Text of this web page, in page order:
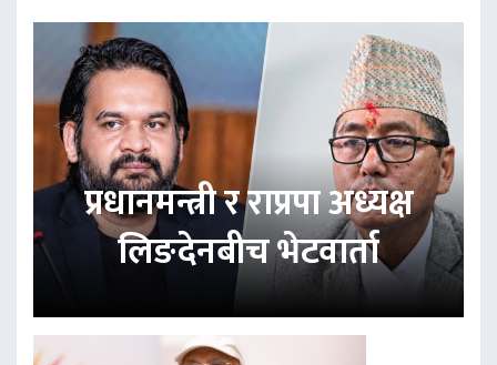
प्रधानमन्त्री र राप्रपा अध्यक्ष
लिङदेनबीच भेटवार्ता